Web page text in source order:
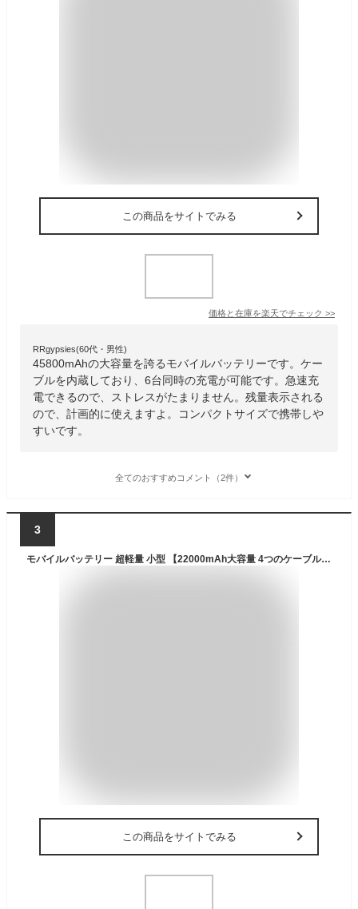
この商品をサイトでみる
価格と在庫を楽天でチェック >>
RRgypsies(60代・男性)
45800mAhの大容量を誇るモバイルバッテリーです。ケー
ブルを内蔵しており、6台同時の充電が可能です。急速充
電できるので、ストレスがたまりません。残量表示される
ので、計画的に使えますよ。コンパクトサイズで携帯しや
すいです。
全てのおすすめコメント（2件）
3
モバイルバッテリー 超軽量 小型 【22000mAh大容量 4つのケーブル内蔵】モバイルバッテリー 大容量 モバイルバッテリー 軽量 小型 急速充電 携帯充電器 USB-Type C入出力ポート 4台同時充電 LCD残量数字表示 スマホ充電器 コンパクト 持ち運び便利 機内持込可能 LEDライト付き 旅行/出張/アウトドア/停電/防災緊急用 PSE認証済 スマホ 全機種対応 (ブラック）
この商品をサイトでみる